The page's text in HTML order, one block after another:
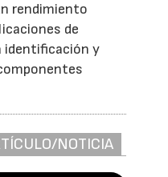
rendimiento
de
identificación y
NOTICIA